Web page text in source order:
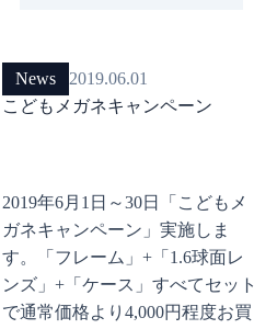
News
2019.06.01
こどもメガネキャンペーン
2019年6月1日～30日「こどもメ
ガネキャンペーン」実施しま
す。「フレーム」+「1.6球面レ
ンズ」+「ケース」すべてセット
で通常価格より4,000円程度お買